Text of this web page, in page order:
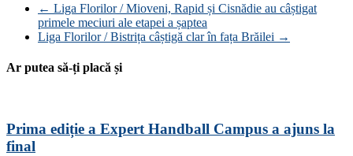
← Liga Florilor / Mioveni, Rapid și Cisnădie au câștigat
primele meciuri ale etapei a șaptea
Liga Florilor / Bistrița câștigă clar în fața Brăilei →
Ar putea să-ți placă și
Prima ediție a Expert Handball Campus a ajuns la
final